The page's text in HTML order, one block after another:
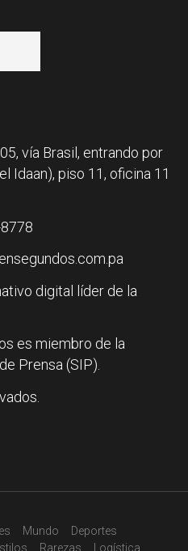
vía Brasil, entrando por
Idaan), piso 11, oficina 11
digital líder de la
es miembro de la
Prensa (SIP).
Mundo
Deportes
Rarezas Logística